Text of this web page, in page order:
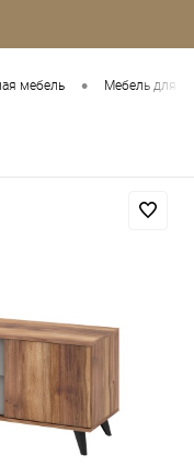
мебель • Мебель для